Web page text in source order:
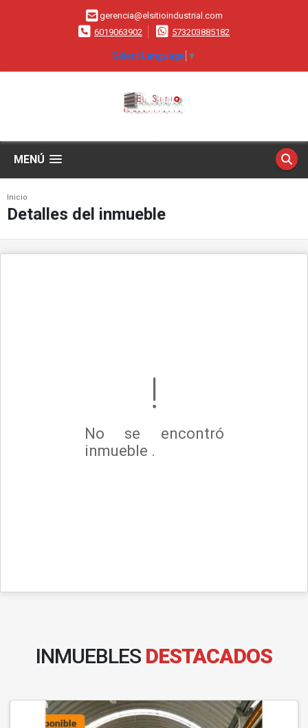
gerencia@elsitioindustrial.com
6019063902
573203885182
Select Language ▼
MENÚ
Inicio
Detalles del inmueble
No se encontró
inmueble .
INMUEBLES DESTACADOS